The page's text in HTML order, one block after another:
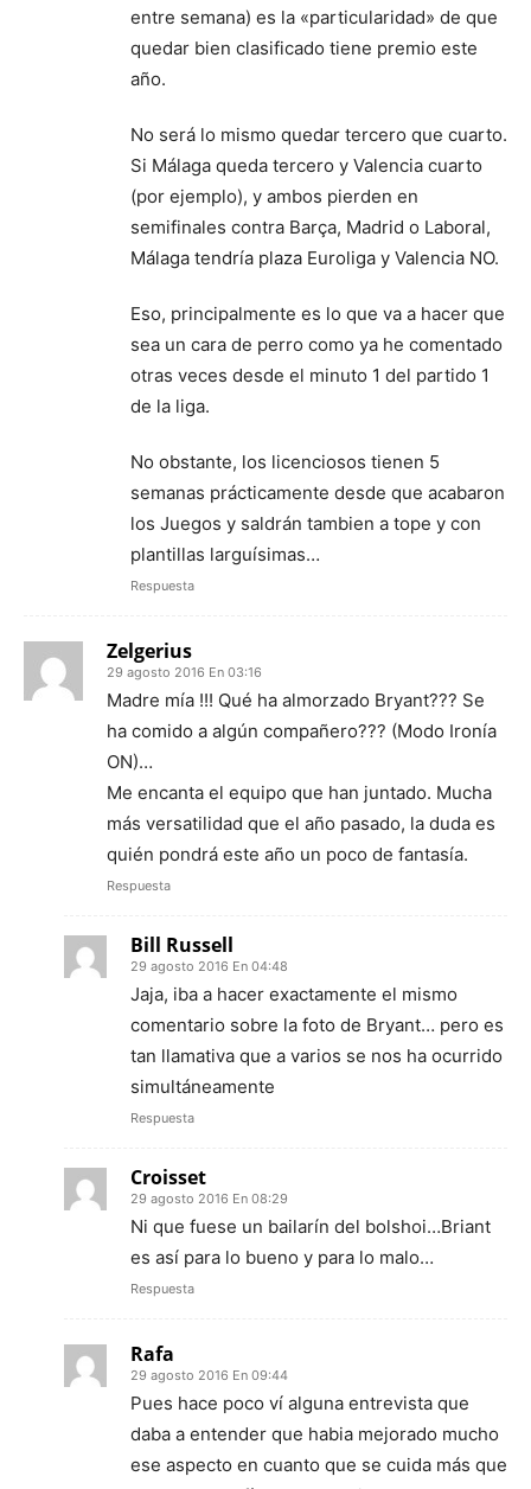
entre semana) es la «particularidad» de que
quedar bien clasificado tiene premio este
año.
No será lo mismo quedar tercero que cuarto.
Si Málaga queda tercero y Valencia cuarto
(por ejemplo), y ambos pierden en
semifinales contra Barça, Madrid o Laboral,
Málaga tendría plaza Euroliga y Valencia NO.
Eso, principalmente es lo que va a hacer que
sea un cara de perro como ya he comentado
otras veces desde el minuto 1 del partido 1
de la liga.
No obstante, los licenciosos tienen 5
semanas prácticamente desde que acabaron
los Juegos y saldrán tambien a tope y con
plantillas larguísimas…
Respuesta
Zelgerius
29 agosto 2016 En 03:16
Madre mía !!! Qué ha almorzado Bryant??? Se
ha comido a algún compañero??? (Modo Ironía
ON)…
Me encanta el equipo que han juntado. Mucha
más versatilidad que el año pasado, la duda es
quién pondrá este año un poco de fantasía.
Respuesta
Bill Russell
29 agosto 2016 En 04:48
Jaja, iba a hacer exactamente el mismo
comentario sobre la foto de Bryant… pero es
tan llamativa que a varios se nos ha ocurrido
simultáneamente
Respuesta
Croisset
29 agosto 2016 En 08:29
Ni que fuese un bailarín del bolshoi…Briant
es así para lo bueno y para lo malo…
Respuesta
Rafa
29 agosto 2016 En 09:44
Pues hace poco ví alguna entrevista que
daba a entender que habia mejorado mucho
ese aspecto en cuanto que se cuida más que